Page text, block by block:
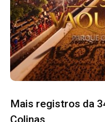
Mais registros da